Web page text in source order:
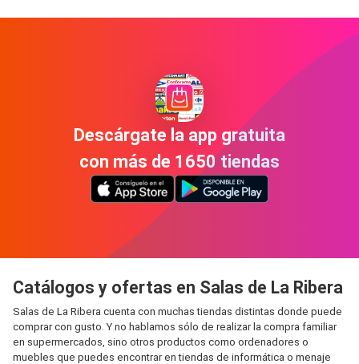
Descárgate la app gratuita
con más de 1650 tiendas
Catálogos y ofertas en Salas de La Ribera
Salas de La Ribera cuenta con muchas tiendas distintas donde puede
comprar con gusto. Y no hablamos sólo de realizar la compra familiar
en supermercados, sino otros productos como ordenadores o
muebles que puedes encontrar en tiendas de informática o menaje